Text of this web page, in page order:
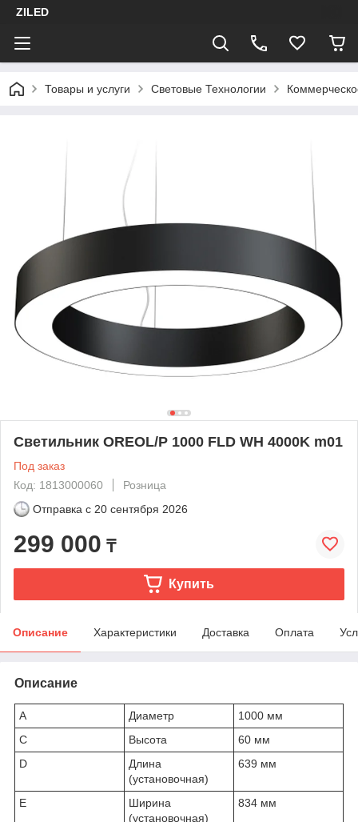
ZILED
Товары и услуги Световые Технологии
Светильник OREOL/P 1000 FLD WH 4000K m01
Под заказ
Код: 1813000060
Розница
Отправка с 20 сентября 2026
299 000 ₸
Купить
Описание Характеристики Доставка Оплата
Описание
A Диаметр
1000 мм
C
Высота
60 мм
D
Длина
(установочная)
639 мм
E
Ширина
(установочная)
834 мм